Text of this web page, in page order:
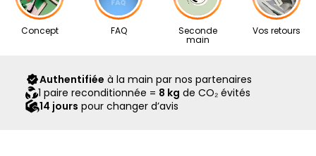
Nos articles proviennent exclusivement de notre réseau de
revendeurs partenaires, sélectionnés avec soin pour leur
scellé Second Step attestant qu’ils ont été contrôlés et
expédiés par notre équipe.
Concept FAQ Seconde
main
Vos retours
Authentifiée à la main par nos partenaires
1 paire reconditionnée = 8 kg de CO₂ évités
14 jours pour changer d’avis